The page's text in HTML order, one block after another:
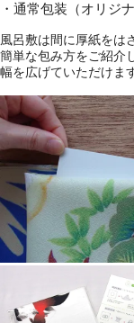
・通常包装（オリジ
風呂敷は間に厚紙をは
簡単な包み方をご紹介
幅を広げていただけま